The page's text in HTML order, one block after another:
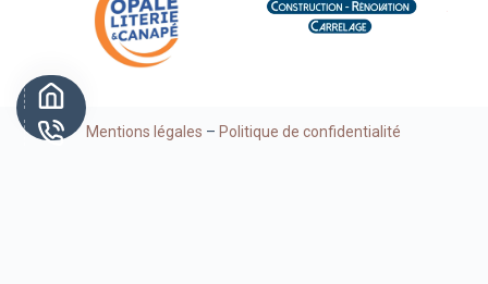
Mentions légales – Politique de confidentialité